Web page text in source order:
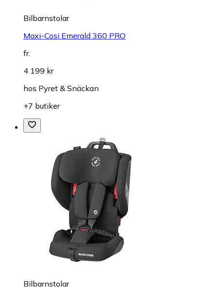
Bilbarnstolar
Maxi-Cosi Emerald 360 PRO
fr.
4 199 kr
hos Pyret & Snäckan
+7 butiker
Bilbarnstolar